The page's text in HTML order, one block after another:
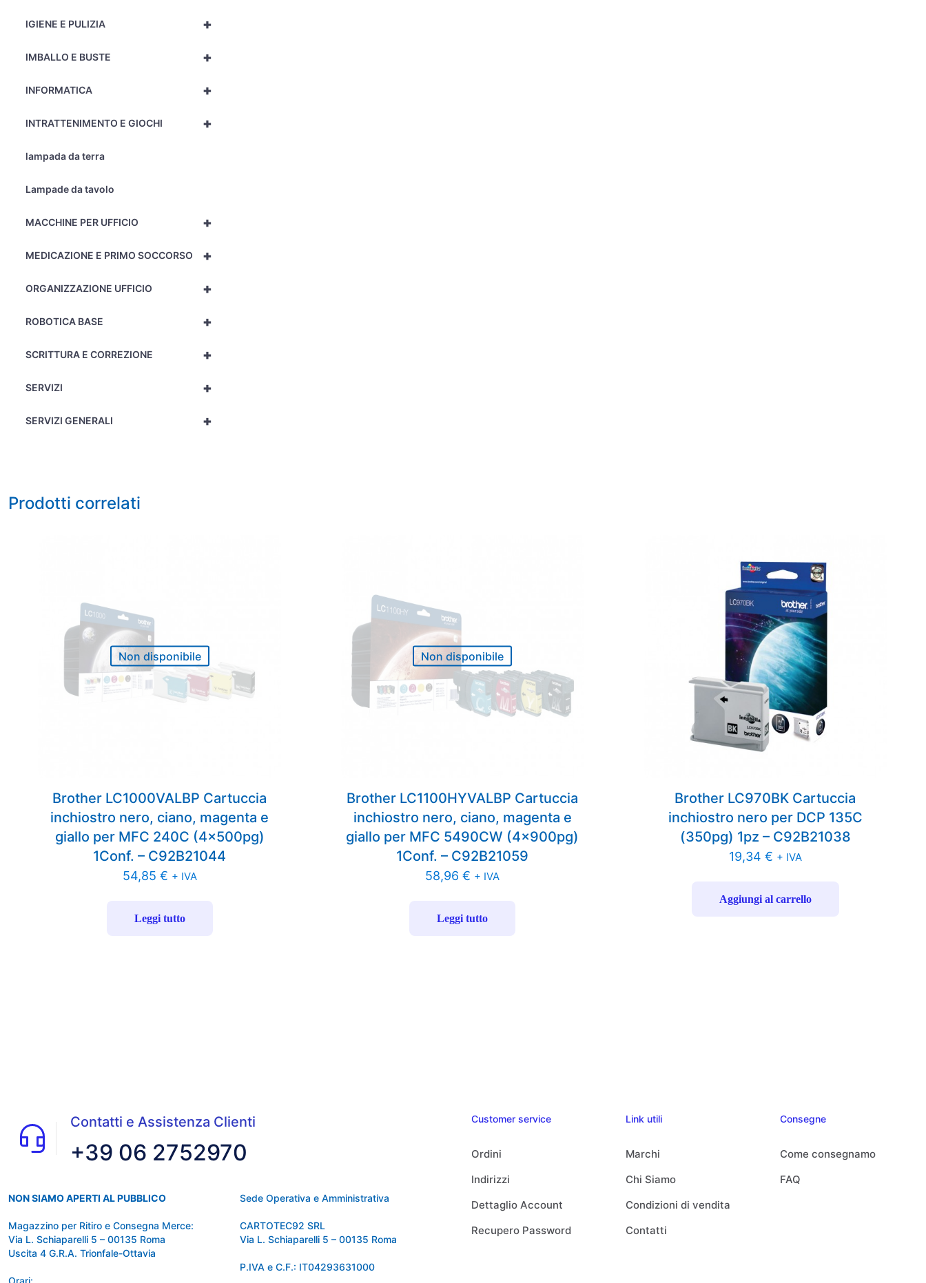
+
IGIENE E PULIZIA
+
IMBALLO E BUSTE
+
INFORMATICA
+
INTRATTENIMENTO E GIOCHI
lampada da terra
Lampade da tavolo
+
MACCHINE PER UFFICIO
+
MEDICAZIONE E PRIMO SOCCORSO
+
ORGANIZZAZIONE UFFICIO
+
ROBOTICA BASE
+
SCRITTURA E CORREZIONE
+
SERVIZI
+
SERVIZI GENERALI
Prodotti correlati
Non disponibile
Brother LC1000VALBP Cartuccia
inchiostro nero, ciano, magenta e
giallo per MFC 240C (4x500pg)
1Conf. – C92B21044
54,85 € + IVA
Leggi tutto
Non disponibile
Brother LC1100HYVALBP Cartuccia
inchiostro nero, ciano, magenta e
giallo per MFC 5490CW (4x900pg)
1Conf. – C92B21059
58,96€ + IVA
Leggi tutto
Brother LC970BK Cartuccia
inchiostro nero per DCP 135C
(350pg) 1pz – C92B21038
19,34 € + IVA
Aggiungi al carrello
Contatti e Assistenza Clienti
+39 06 2752970
NON SIAMO APERTI AL PUBBLICO
Magazzino per Ritiro e Consegna Merce:
Via L. Schiaparelli 5 – 00135 Roma
Uscita 4 G.R.A. Trionfale-Ottavia
Sede Operativa e Amministrativa
CARTOTEC92 SRL
Via L. Schiaparelli 5 – 00135 Roma
P.IVA e C.F.: IT04293631000
Customer service
Ordini
Indirizzi
Dettaglio Account
Recupero Password
Link utili
Marchi
Chi Siamo
Condizioni di vendita
Contatti
Consegne
Come consegnamo
FAQ